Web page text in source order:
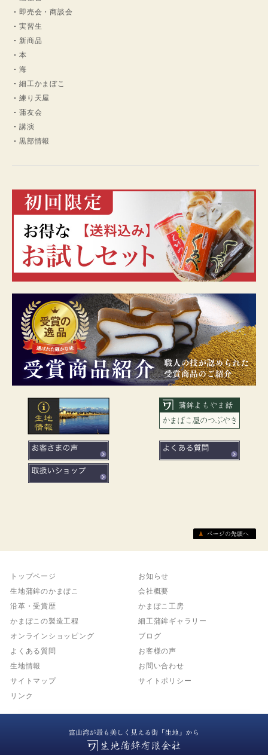
即売会・商談会
実習生
新商品
本
海
細工かまぼこ
練り天屋
蒲友会
講演
黒部情報
トップページ
お知らせ
生地蒲鉾のかまぼこ
会社概要
沿革・受賞歴
かまぼこ工房
かまぼこの製造工程
細工蒲鉾ギャラリー
オンラインショッピング
ブログ
よくある質問
お客様の声
生地情報
お問い合わせ
サイトマップ
サイトポリシー
リンク